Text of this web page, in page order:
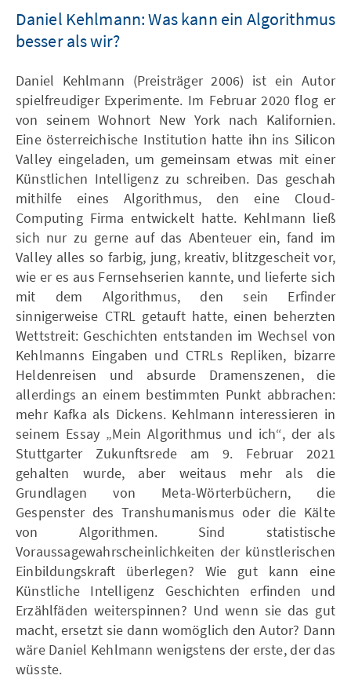
Daniel Kehlmann: Was kann ein Algorithmus
besser als wir?
Daniel Kehlmann (Preisträger 2006) ist ein Autor
spielfreudiger Experimente. Im Februar 2020 flog er
von seinem Wohnort New York nach Kalifornien.
Eine österreichische Institution hatte ihn ins Silicon
Valley eingeladen, um gemeinsam etwas mit einer
Künstlichen Intelligenz zu schreiben. Das geschah
mithilfe eines Algorithmus, den eine Cloud-
Computing Firma entwickelt hatte. Kehlmann ließ
sich nur zu gerne auf das Abenteuer ein, fand im
Valley alles so farbig, jung, kreativ, blitzgescheit vor,
wie er es aus Fernsehserien kannte, und lieferte sich
mit dem Algorithmus, den sein Erfinder
sinnigerweise CTRL getauft hatte, einen beherzten
Wettstreit: Geschichten entstanden im Wechsel von
Kehlmanns Eingaben und CTRLs Repliken, bizarre
Heldenreisen und absurde Dramenszenen, die
allerdings an einem bestimmten Punkt abbrachen:
mehr Kafka als Dickens. Kehlmann interessieren in
seinem Essay „Mein Algorithmus und ich“, der als
Stuttgarter Zukunftsrede am 9. Februar 2021
gehalten wurde, aber weitaus mehr als die
Grundlagen von Meta-Wörterbüchern, die
Gespenster des Transhumanismus oder die Kälte
von Algorithmen. Sind statistische
Voraussagewahrscheinlichkeiten der künstlerischen
Einbildungskraft überlegen? Wie gut kann eine
Künstliche Intelligenz Geschichten erfinden und
Erzählfäden weiterspinnen? Und wenn sie das gut
macht, ersetzt sie dann womöglich den Autor? Dann
wäre Daniel Kehlmann wenigstens der erste, der das
wüsste.